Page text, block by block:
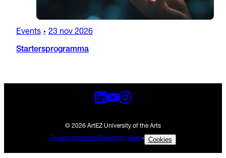
Events • 23 nov 2026
Startersprogramma
© 2026 ArtEZ University of the Arts
Privacy statementFeedback geven- Cookies